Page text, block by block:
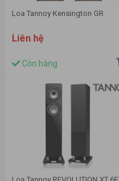
Loa Tannoy Kensington GR
Liên hệ
Còn hàng